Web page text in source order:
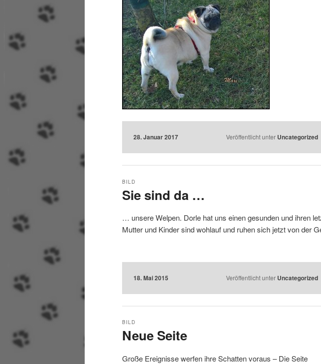
28. Januar 2017 Veröffentlicht unter Uncategorized
Sie sind da …
BILD
… unsere Welpen. Dorle hat uns einen gesunden und ihren
Mutter und Kinder sind wohlauf und ruhen sich jetzt von der
18. Mai 2015 Veröffentlicht unter Uncategorized
Neue Seite
BILD
Große Ereignisse werfen ihre Schatten voraus – Die Seite